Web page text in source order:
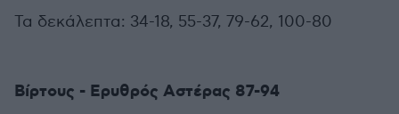
Τα δεκάλεπτα: 34-18, 55-37, 79-62, 100-80
Βίρτους - Ερυθρός Αστέρας 87-94